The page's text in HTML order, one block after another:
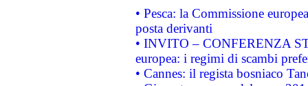
• Pesca: la Commissione
posta derivanti
• INVITO – CONFERENZA
europea: i regimi di scambi
• Cannes: il regista bosniaco